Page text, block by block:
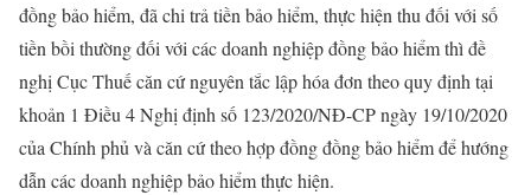
đồng bảo hiểm, đã chi trả tiền bảo hiểm, thực hiện thu đối với số
tiền bồi thường đối với các doanh nghiệp đồng bảo hiểm thì đề
nghị Cục Thuế căn cứ nguyên tắc lập hóa đơn theo quy định tại
khoản 1 Điều 4 Nghị định số 123/2020/NĐ-CP ngày 19/10/2020
của Chính phủ và căn cứ theo hợp đồng đồng bảo hiểm để hướng
dẫn các doanh nghiệp bảo hiểm thực hiện.